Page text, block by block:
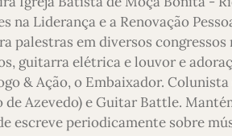
na Liderança e a Renovação
palestras em diversos
guitarra elétrica e louvor e
& Ação, o Embaixador.
de Azevedo) e Guitar Battle.
escreve periodicamente sobre